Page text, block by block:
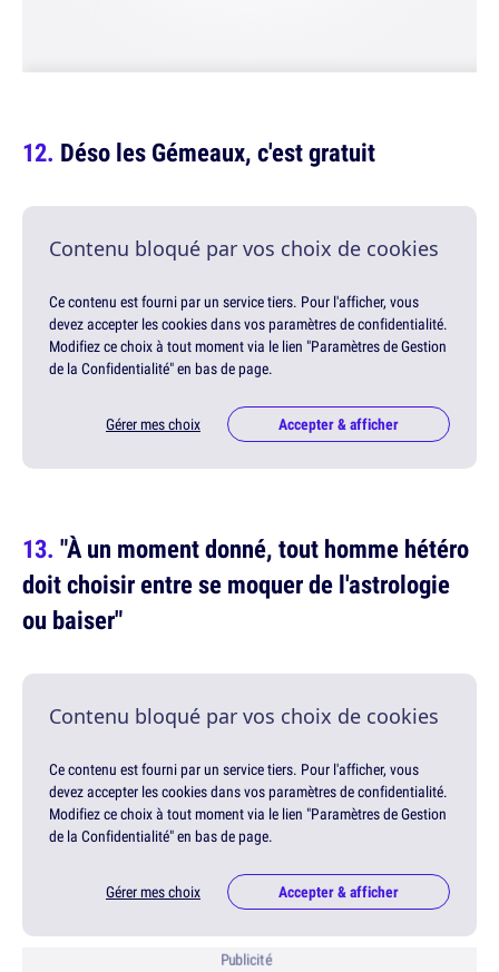
Déso les Gémeaux, c'est gratuit
Contenu bloqué par vos choix de cookies
Ce contenu est fourni par un service tiers. Pour l'afficher, vous
devez accepter les cookies dans vos paramètres de confidentialité.
Modifiez ce choix à tout moment via le lien "Paramètres de Gestion
de la Confidentialité" en bas de page.
Gérer mes choix Accepter & afficher
"À un moment donné, tout homme hétéro
doit choisir entre se moquer de l'astrologie
ou baiser"
Contenu bloqué par vos choix de cookies
Ce contenu est fourni par un service tiers. Pour l'afficher, vous
devez accepter les cookies dans vos paramètres de confidentialité.
Modifiez ce choix à tout moment via le lien "Paramètres de Gestion
de la Confidentialité" en bas de page.
Gérer mes choix Accepter & afficher
Publicité